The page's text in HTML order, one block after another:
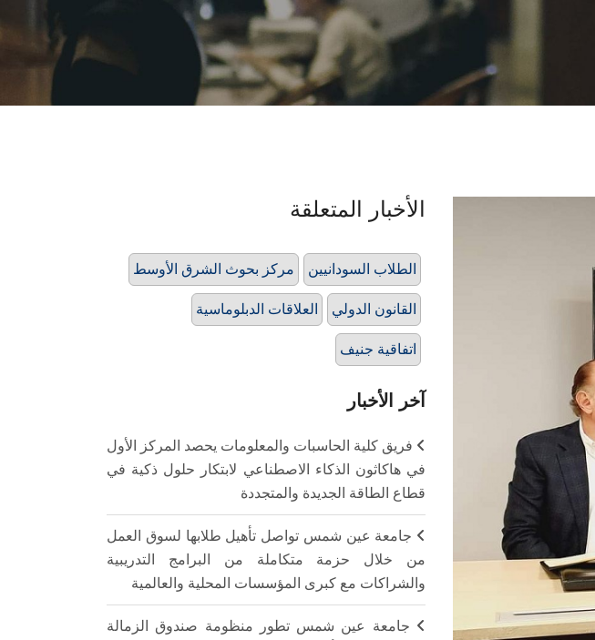
الأخبار المتعلقة
مركز بحوث الشرق الأوسط الطلاب السودانيين
العلاقات الدبلوماسية القانون الدولي
اتفاقية جنيف
آخر الأخبار
فريق كلية الحاسبات والمعلومات يحصد المركز الأول
في هاكاثون الذكاء الاصطناعي لابتكار حلول ذكية في
قطاع الطاقة الجديدة والمتجددة
جامعة عين شمس تواصل تأهيل طلابها لسوق العمل
من خلال حزمة متكاملة من البرامج التدريبية
والشراكات مع كبرى المؤسسات المحلية والعالمية
جامعة عين شمس تطور منظومة صندوق الزمالة